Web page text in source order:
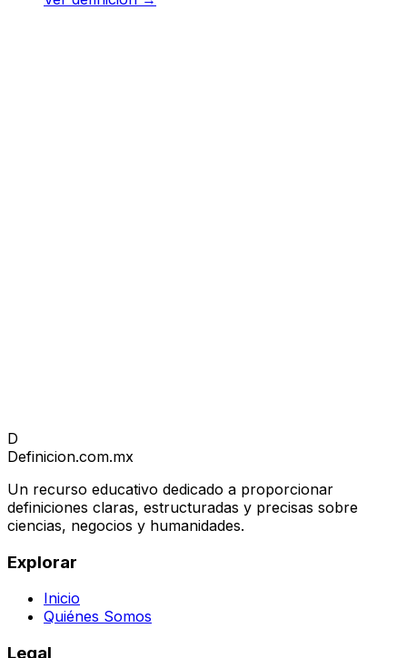
D
Definicion.com.mx
Un recurso educativo dedicado a proporcionar
definiciones claras, estructuradas y precisas sobre
ciencias, negocios y humanidades.
Explorar
Inicio
Quiénes Somos
Legal